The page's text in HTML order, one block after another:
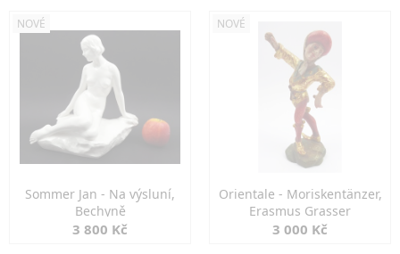
NOVÉ
Sommer Jan - Na výsluní,
Bechyně
3 800 Kč
NOVÉ
Orientale - Moriskentänzer,
Erasmus Grasser
3 000 Kč